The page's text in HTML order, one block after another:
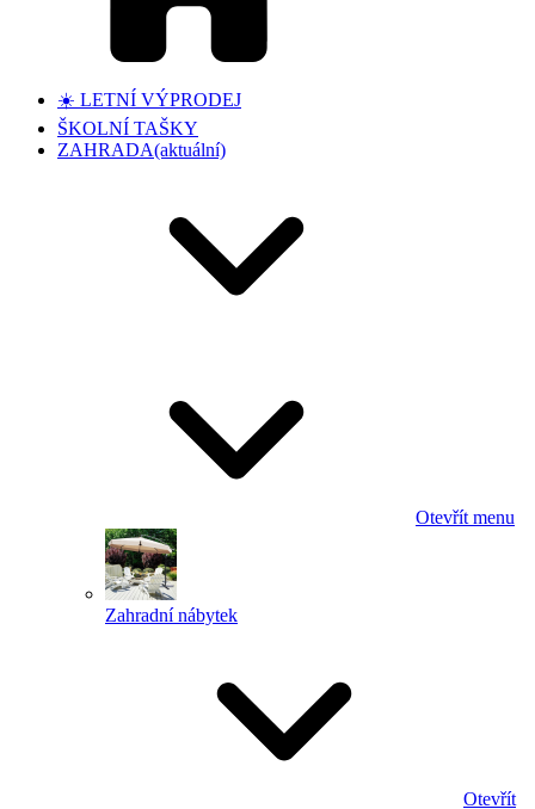
☀️ LETNÍ VÝPRODEJ
ŠKOLNÍ TAŠKY
ZAHRADA(aktuální)
Otevřít menu
Zahradní nábytek
Otevřít